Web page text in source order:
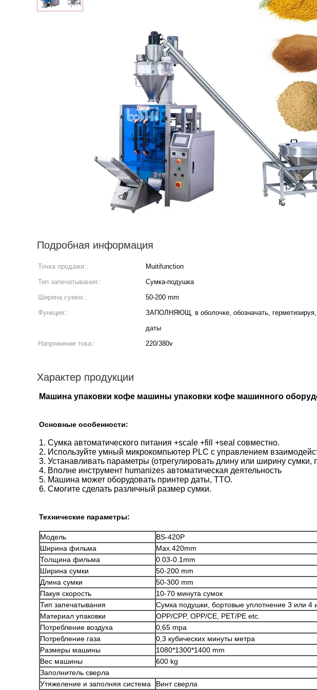
Подробная информация
Точка продажи:: Muitifunction
Тип запечатывания::
Сумка-подушка
Ширина сумки::
50-200 mm
Функция::
ЗАПОЛНЯЮЩ, в оболочке, обозначать, герметизируя,
даты
Напряжение тока::
220/380v
Характер продукции
Машина упаковки кофе машины упаковки кофе машинного
Основные особенности:
1. Сумка автоматического питания +scale +fill +seal совместно.
2. Используйте умный микрокомпьютер PLC с управлением
3. Устанавливать параметры (отрегулировать длину или ширину сумки,
4. Вполне инструмент humanizes автоматическая деятельность
5. Машина может оборудовать принтер даты, TTO.
6. Смогите сделать различный размер сумки.
Технические параметры:
Модель
BS-420P
Ширина фильма
Max.420mm
Толщина фильма
0.03-0.1mm
Ширина сумки
50-200 mm
Длина сумки
50-300 mm
Пакуя скорость
10-70 минута сумок
Тип запечатывания
Сумка подушки, бортовые уплотнение 3 или 4
Материал упаковки
OPP/CPP, OPP/CE, PET/PE etc.
Потребление воздуха
0,65 mpa
Потребление газа
0,3 кубических минуты метра
Размеры машины
1080*1300*1400 mm
Вес машины
600 kg
Заполнитель сверла
Утяжеление и заполняя система
Винт сверла